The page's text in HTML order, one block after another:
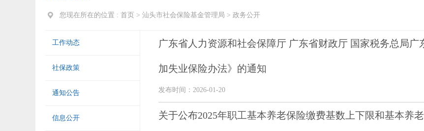
您现在所在的位置 : 首页 > 汕头市社会保险基金管理局 > 政务公开
工作动态
社保政策
通知公告
信息公开
广东省人力资源和社会保障厅 广东省财政厅 国家税务总局
加失业保险办法》的通知
发布时间：2026-01-20
关于公布2025年职工基本养老保险缴费基数上下限和基本养